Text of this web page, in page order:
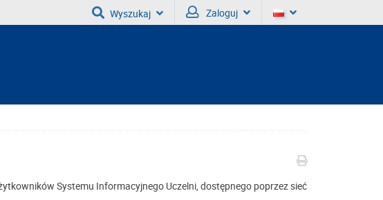
Wyszukaj Zaloguj
Systemu Informacyjnego Uczelni, dostępnego poprzez sieć